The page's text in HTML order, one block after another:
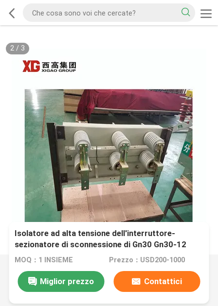
2/ 3
Isolatore ad alta tensione dell'interruttore-
sezionatore di sconnessione di Gn30 Gn30-12
MOQ：1 INSIEME Prezzo：USD200-1000
Miglior prezzo Contattici